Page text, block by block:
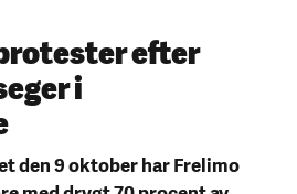
efter
i
den 9 oktober har Frelimo